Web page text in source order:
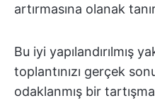
artırmasına olanak
Bu iyi yapılandırılmış
toplantınızı gerçek
odaklanmış bir